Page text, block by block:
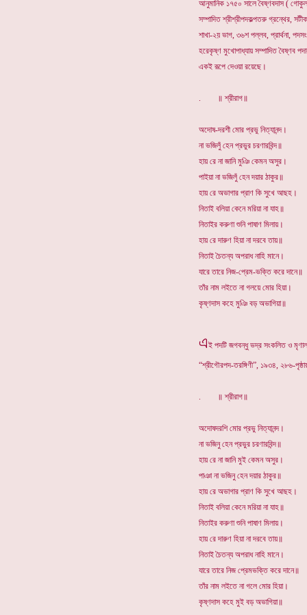
আনুমানিক ১৭৫০ সালে বৈষ্ণবদাস (
সম্পাদিত শ্রীশ্রীপদকল্পতরু গ্রন্থের,
শাখা-২য় ভাগ, ৩৬শ পল্লব, প্রার্থনা,
হরেকৃষ্ণ মুখোপাধ্যায় সম্পাদিত বৈষ্ণব
একই রূপে দেওয়া রয়েছে।
. ॥ শ্রীরাগ॥
অদোষ-দরশী মোর প্রভু নিত্যানন্দ।
না ভজিলুঁ হেন প্রভুর চরণারবিন্দ॥
হায় রে না জানি মুঞি কেমন অসুর।
পাইয়া না ভজিলুঁ হেন দয়ার ঠাকুর॥
হায় রে অভাগার প্রাণ কি সুখে আছহ।
নিতাই বলিয়া কেনে মরিয়া না যাহ॥
নিতাইর করুণা শুনি পাষাণ মিলায়।
হায় রে দারুণ হিয়া না দরবে তায়॥
নিতাই চৈতন্য অপরাধ নাহি মানে।
যারে তারে নিজ-প্রেম-ভক্তি করে দানে॥
তাঁর নাম লইতে না গলয়ে মোর হিয়া।
কৃষ্ণদাস কহে মুঞি বড় অভাগিয়া॥
এই পদটি জগবন্ধু ভদ্র সংকলিত ও
“শ্রীগৌরপদ-তরঙ্গিণী”, ১৯৩৪, ২৮৬-
. ॥ শ্রীরাগ॥
অদোষদরশি মোর প্রভু নিত্যানন্দ।
না ভজিনু হেন প্রভুর চরণারবিন্দ॥
হায় রে না জানি মুই কেমন অসুর।
পাঞা না ভজিনু হেন দয়ার ঠাকুর॥
হায় রে অভাগার প্রাণ কি সুখে আছহ।
নিতাই বলিয়া কেনে মরিয়া না যাহ॥
নিতাইর করুণা শুনি পাষাণ মিলায়।
হায় রে দারুণ হিয়া না দরবে তায়॥
নিতাই চৈতন্য অপরাধ নাহি মানে।
যারে তারে নিজ প্রেমভক্তি করে দানে॥
তাঁর নাম লইতে না গলে মোর হিয়া।
কৃষ্ণদাস কহে মুই বড় অভাগিয়া॥